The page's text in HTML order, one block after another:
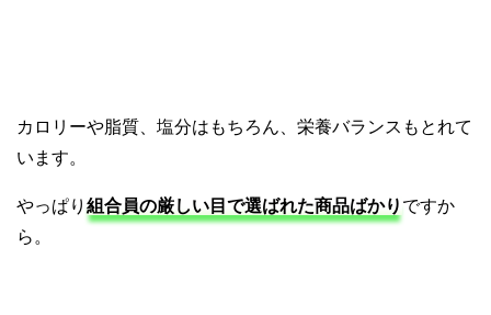
カロリーや脂質、塩分はもちろん、栄養バランスもとれて
います。
やっぱり 組合員の厳しい目で選ばれた商品ばかり ですか
ら。